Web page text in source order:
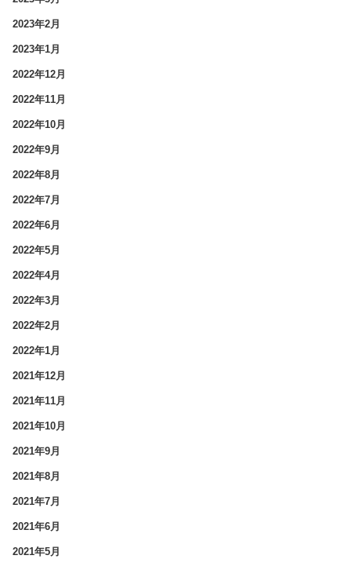
2023年2月
2023年1月
2022年12月
2022年11月
2022年10月
2022年9月
2022年8月
2022年7月
2022年6月
2022年5月
2022年4月
2022年3月
2022年2月
2022年1月
2021年12月
2021年11月
2021年10月
2021年9月
2021年8月
2021年7月
2021年6月
2021年5月